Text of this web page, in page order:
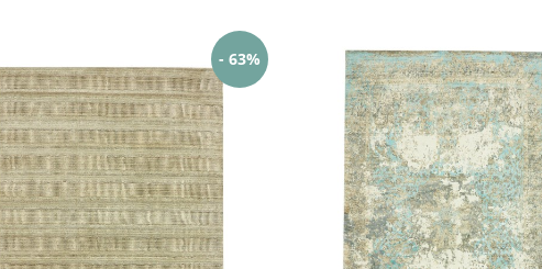
- 63%